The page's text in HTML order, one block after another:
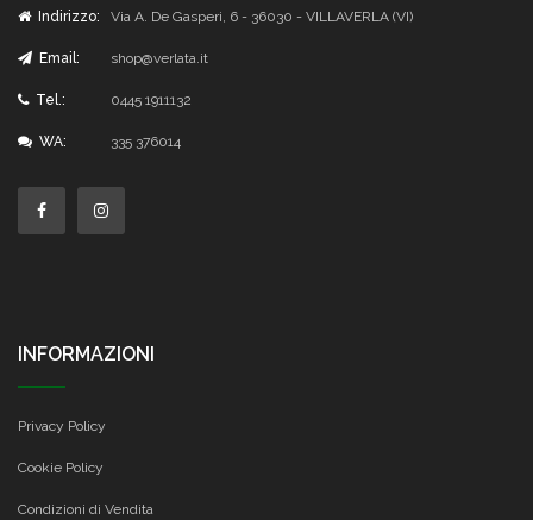
Indirizzo: Via A. De Gasperi, 6 - 36030 - VILLAVERLA (VI)
Email: shop@verlata.it
Tel.: 0445 1911132
WA: 335 376014
INFORMAZIONI
Privacy Policy
Cookie Policy
Condizioni di Vendita